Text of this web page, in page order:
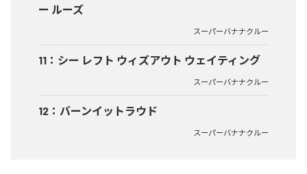
ー ルーズ
スーパーバナナクルー
11 ： シー レフト ウィズアウト ウェイティング
スーパーバナナクルー
12 ： バーンイットラウド
スーパーバナナクルー